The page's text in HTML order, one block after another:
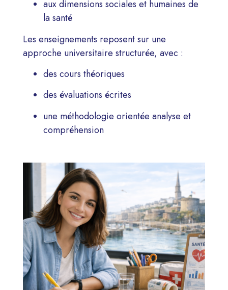
aux dimensions sociales et humaines de
la santé
Les enseignements reposent sur une
approche universitaire structurée, avec :
des cours théoriques
des évaluations écrites
une méthodologie orientée analyse et
compréhension